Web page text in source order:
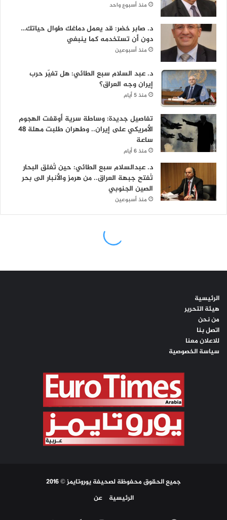
الرئيسية
هيئة التحرير
من نحن
اتصل بنا
للاعلان معنا
سياسة الخصوصية
جميع الحقوق محفوظة لصحيفة يوروتايمز © 2016
الرئيسية
عن